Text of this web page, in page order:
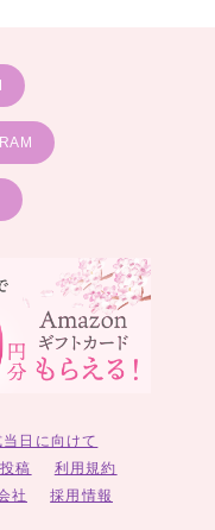
当日に向けて
稿
利用規約
社 採用情報